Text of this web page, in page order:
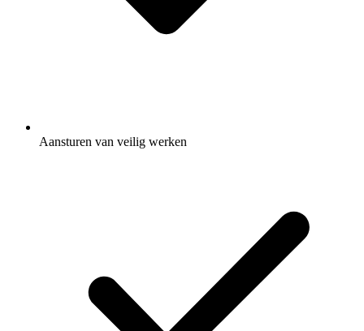
Aansturen van veilig werken